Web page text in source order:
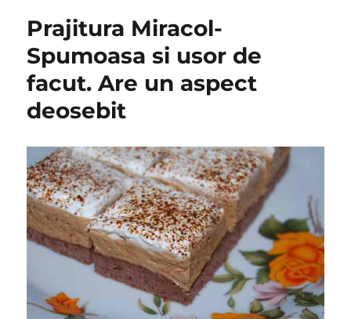
Prajitura Miracol-
Spumoasa si usor de
facut. Are un aspect
deosebit